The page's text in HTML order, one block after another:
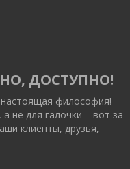
ДОСТУПНО!
философия!
не для галочки – вот за
клиенты, друзья,